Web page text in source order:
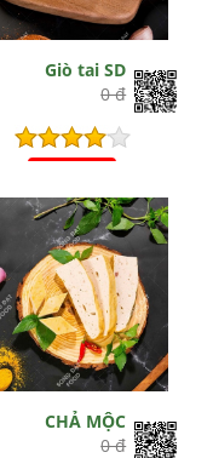
Giò tai SD
0 đ
CHẢ MỘC
0 đ